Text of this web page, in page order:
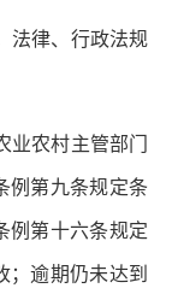
法律、行政法规
农村主管部门
例第九条规定条
例第十六条规定
；逾期仍未达到